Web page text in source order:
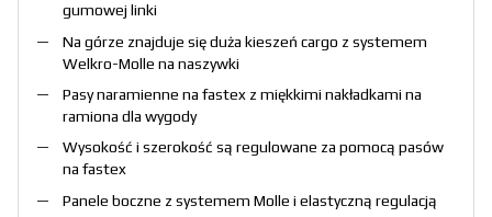
gumowej linki
Na górze znajduje się duża kieszeń cargo z systemem
Welkro-Molle na naszywki
Pasy naramienne na fastex z miękkimi nakładkami na
ramiona dla wygody
Wysokość i szerokość są regulowane za pomocą pasów
na fastex
Panele boczne z systemem Molle i elastyczną regulacją